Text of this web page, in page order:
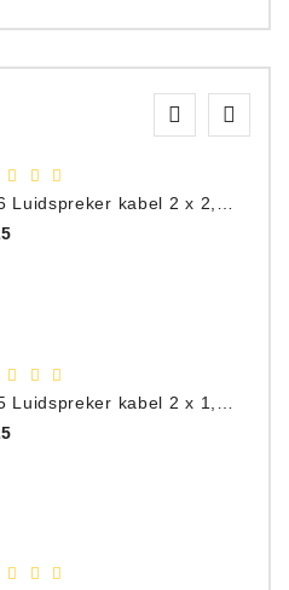
C276 Luidspreker kabel 2 x 2,50 mm² (per meter)
Prijs
Prijs